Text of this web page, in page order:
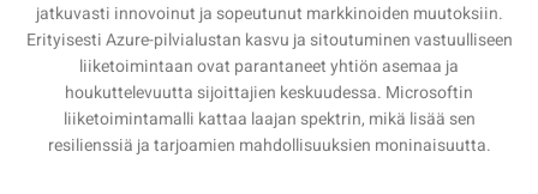
jatkuvasti innovoinut ja sopeutunut markkinoiden muutoksiin.
Erityisesti Azure-pilvialustan kasvu ja sitoutuminen vastuulliseen
liiketoimintaan ovat parantaneet yhtiön asemaa ja
houkuttelevuutta sijoittajien keskuudessa. Microsoftin
liiketoimintamalli kattaa laajan spektrin, mikä lisää sen
resilienssiä ja tarjoamien mahdollisuuksien moninaisuutta.